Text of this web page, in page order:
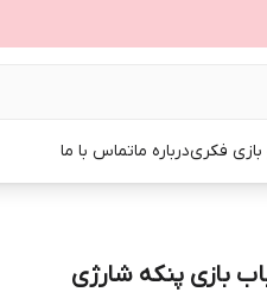
بازی فکریدرباره ماتماس با ما
بازی پنکه شارژی